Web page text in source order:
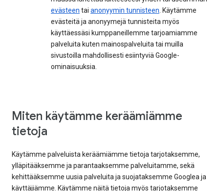
evästeen tai anonyymin tunnisteen. Käytämme
evästeitä ja anonyymejä tunnisteita myös
käyttäessäsi kumppaneillemme tarjoamiamme
palveluita kuten mainospalveluita tai muilla
sivustoilla mahdollisesti esiintyviä Google-
ominaisuuksia.
Miten käytämme keräämiämme
tietoja
Käytämme palveluista keräämiämme tietoja tarjotaksemme,
ylläpitääksemme ja parantaaksemme palveluitamme, sekä
kehittääksemme uusia palveluita ja suojataksemme Googlea ja
käyttäjiämme. Käytämme näitä tietoja myös tarjotaksemme